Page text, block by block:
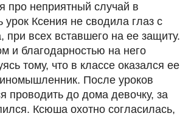
про неприятный случай в
урок Ксения не сводила глаз с
при всех вставшего на ее защиту.
и благодарностью на него
тому, что в классе оказался ее
После уроков
проводить до дома девочку, за
Ксюша охотно согласилась,